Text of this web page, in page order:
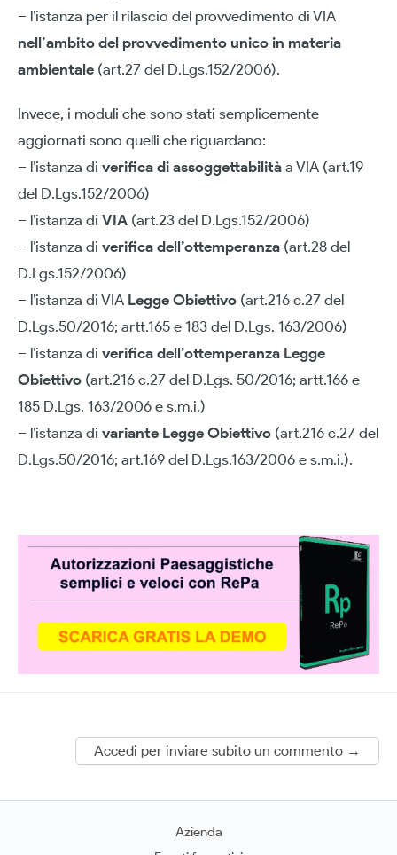
– l’istanza per il rilascio del provvedimento di VIA
nell’ambito del provvedimento unico in materia
ambientale (art.27 del D.Lgs.152/2006).
Invece, i moduli che sono stati semplicemente
aggiornati sono quelli che riguardano:
– l’istanza di verifica di assoggettabilità a VIA (art.19
del D.Lgs.152/2006)
– l’istanza di VIA (art.23 del D.Lgs.152/2006)
– l’istanza di verifica dell’ottemperanza (art.28 del
D.Lgs.152/2006)
– l’istanza di VIA Legge Obiettivo (art.216 c.27 del
D.Lgs.50/2016; artt.165 e 183 del D.Lgs. 163/2006)
– l’istanza di verifica dell’ottemperanza Legge
Obiettivo (art.216 c.27 del D.Lgs. 50/2016; artt.166 e
185 D.Lgs. 163/2006 e s.m.i.)
– l’istanza di variante Legge Obiettivo (art.216 c.27 del
D.Lgs.50/2016; art.169 del D.Lgs.163/2006 e s.m.i.).
Accedi per inviare subito un commento →
Azienda